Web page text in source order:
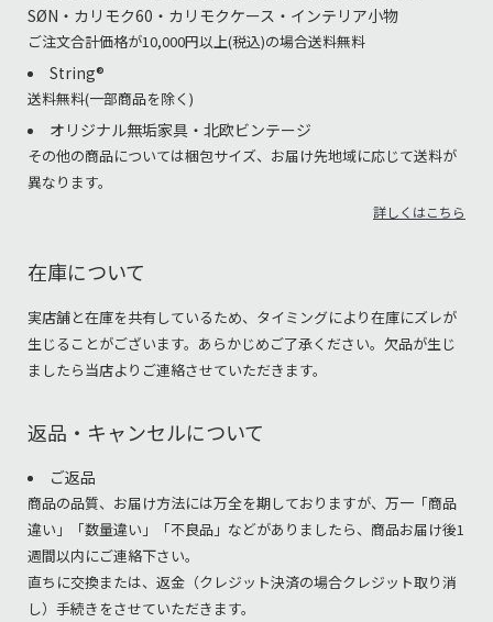
SØN・カリモク60・カリモクケース・インテリア小物
ご注文合計価格が10,000円以上(税込)の場合送料無料
String®︎
送料無料(一部商品を除く)
オリジナル無垢家具・北欧ビンテージ
その他の商品については梱包サイズ、お届け先地域に応じて送料が
異なります。
詳しくはこちら
在庫について
実店舗と在庫を共有しているため、タイミングにより在庫にズレが
生じることがございます。あらかじめご了承ください。欠品が生じ
ましたら当店よりご連絡させていただきます。
返品・キャンセルについて
ご返品
商品の品質、お届け方法には万全を期しておりますが、万一「商品
違い」「数量違い」「不良品」などがありましたら、商品お届け後1
週間以内にご連絡下さい。
直ちに交換または、返金（クレジット決済の場合クレジット取り消
し）手続きをさせていただきます。